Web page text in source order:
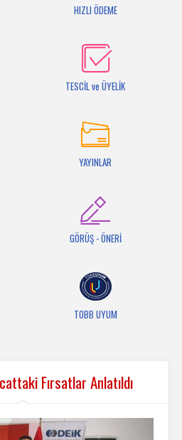
HIZLI ÖDEME
TESCİL ve ÜYELİK
YAYINLAR
GÖRÜŞ - ÖNERİ
TOBB UYUM
Fırsatlar Anlatıldı